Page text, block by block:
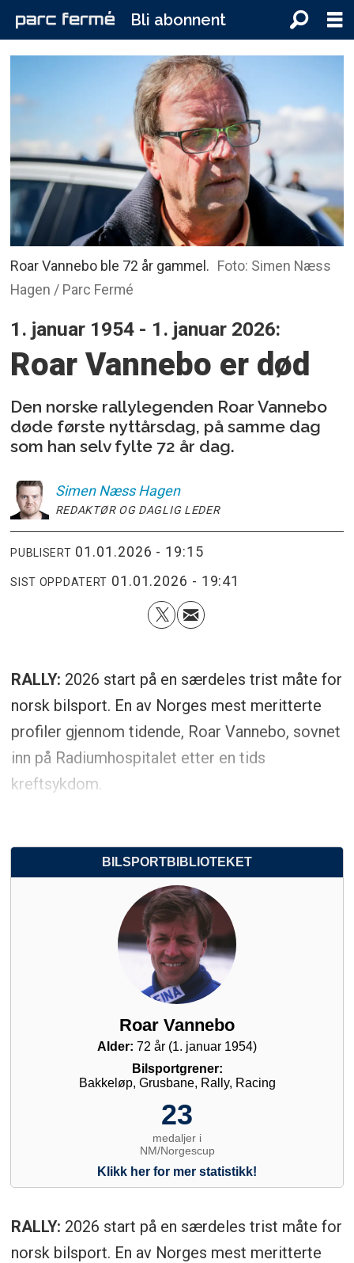
Bli abonnent
Roar Vannebo ble 72 år gammel. Foto: Simen Næss
Hagen / Parc Fermé
1. januar 1954 - 1. januar 2026:
Roar Vannebo er død
Den norske rallylegenden Roar Vannebo
døde første nyttårsdag, på samme dag
som han selv fylte 72 år dag.
Simen Næss Hagen
REDAKTØR OG DAGLIG LEDER
PUBLISERT 01.01.2026 - 19:15
SIST OPPDATERT 01.01.2026 - 19:41
RALLY: 2026 start på en særdeles trist måte for
norsk bilsport. En av Norges mest meritterte
profiler gjennom tidende, Roar Vannebo, sovnet
inn på Radiumhospitalet etter en tids
kreftsykdom.
RALLY: 2026 start på en særdeles trist måte for
norsk bilsport. En av Norges mest meritterte